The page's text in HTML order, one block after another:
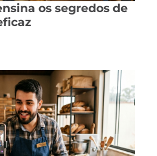
os segredos de